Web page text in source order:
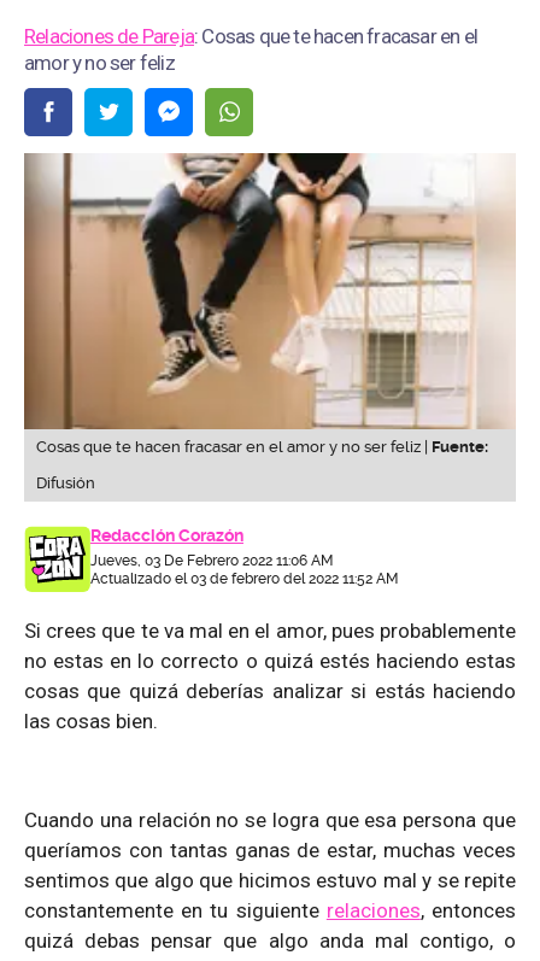
Relaciones de Pareja: Cosas que te hacen fracasar en el
amor y no ser feliz
Cosas que te hacen fracasar en el amor y no ser feliz | Fuente:
Difusión
Redacción Corazón
Jueves, 03 De Febrero 2022 11:06 AM
Actualizado el 03 de febrero del 2022 11:52 AM
Si crees que te va mal en el amor, pues probablemente
no estas en lo correcto o quizá estés haciendo estas
cosas que quizá deberías analizar si estás haciendo
las cosas bien.
Cuando una relación no se logra que esa persona que
queríamos con tantas ganas de estar, muchas veces
sentimos que algo que hicimos estuvo mal y se repite
constantemente en tu siguiente relaciones, entonces
quizá debas pensar que algo anda mal contigo, o